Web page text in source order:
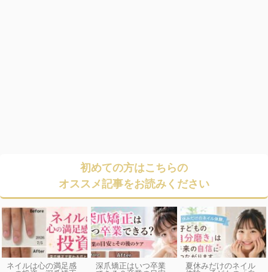
初めての方はこちらの
オススメ記事をお読みください
ネイルは心の満足感 深爪矯正はいつ卒業 夏休みだけのネイル